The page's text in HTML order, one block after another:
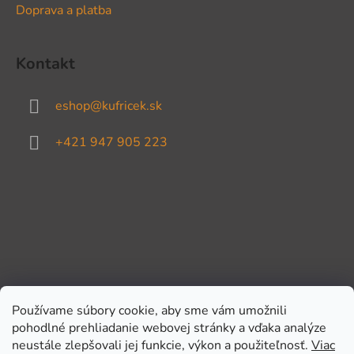
Používame súbory cookie, aby sme vám umožnili
pohodlné prehliadanie webovej stránky a vďaka analýze
neustále zlepšovali jej funkcie, výkon a použiteľnosť. Viac
Doprava a platba
Kontakt
eshop@kufricek.sk
+421 947 905 223
Prijímame online platby